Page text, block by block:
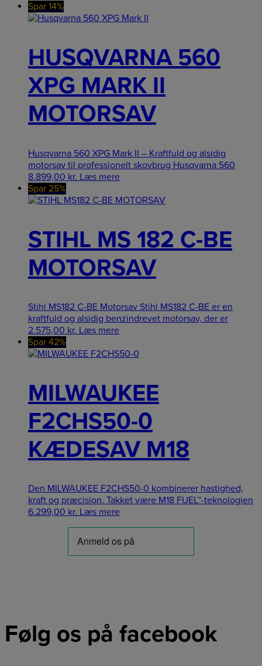
Spar 14%
HUSQVARNA 560
XPG MARK II
MOTORSAV
Husqvarna 560 XPG Mark II – Kraftfuld og alsidig
motorsav til professionelt skovbrug Husqvarna 560
8.899,00 kr. Læs mere
Spar 25%
STIHL MS 182 C-BE
MOTORSAV
Stihl MS182 C-BE Motorsav Stihl MS182 C-BE er en
kraftfuld og alsidig benzindrevet motorsav, der er
2.575,00 kr. Læs mere
Spar 42%
MILWAUKEE
F2CHS50-0
KÆDESAV M18
Den MILWAUKEE F2CHS50-0 kombinerer hastighed,
kraft og præcision. Takket være M18 FUEL™-teknologien
6.299,00 kr. Læs mere
Følg os på facebook